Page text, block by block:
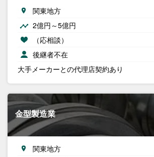
関東地方
2億円～5億円
（応相談）
後継者不在
大手メーカーとの代理店契約あり
金型製造業
関東地方